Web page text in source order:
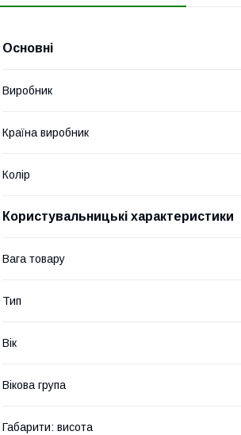
Основні
Виробник
Країна виробник
Колір
Користувальницькі характеристики
Вага товару
Тип
Вік
Вікова група
Габарити: висота